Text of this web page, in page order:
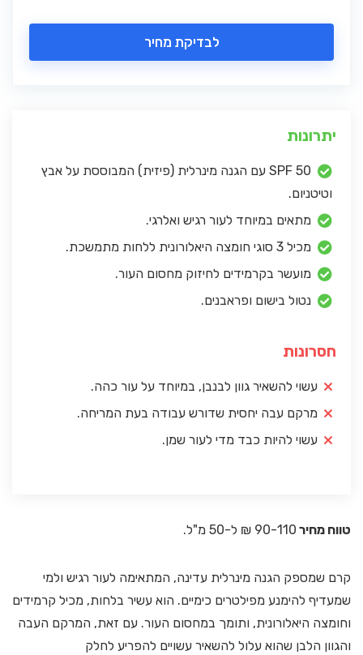
לבדיקת מחיר
יתרונות
SPF 50 עם הגנה מינרלית (פיזית) המבוססת על אבץ
וטיטניום.
מתאים במיוחד לעור רגיש ואלרגי.
מכיל 3 סוגי חומצה היאלורונית ללחות מתמשכת.
מועשר בקרמידים לחיזוק מחסום העור.
נטול בישום ופראבנים.
חסרונות
עשוי להשאיר גוון לבנבן, במיוחד על עור כהה.
מרקם עבה יחסית שדורש עבודה בעת המריחה.
עשוי להיות כבד מדי לעור שמן.
טווח מחיר 90-110 ₪ ל-50 מ"ל.
קרם שמספק הגנה מינרלית עדינה, המתאימה לעור רגיש ולמי
שמעדיף להימנע מפילטרים כימיים. הוא עשיר בלחות, מכיל קרמידים
וחומצה היאלורונית, ותומך במחסום העור. עם זאת, המרקם העבה
והגוון הלבן שהוא עלול להשאיר עשויים להפריע לחלק